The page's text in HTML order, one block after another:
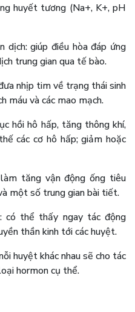
huyết tương (Na+, K+, pH
dịch: giúp điều hòa đáp ứng
trung gian qua tế bào.
nhịp tim về trạng thái sinh
máu và các mao mạch.
hồi hô hấp, tăng thông khí,
các cơ hô hấp; giảm hoặc
tăng vận động ống tiêu
một số trung gian bài tiết.
có thể thấy ngay tác động
thần kinh tới các huyệt.
huyệt khác nhau sẽ cho tác
hormon cụ thể.